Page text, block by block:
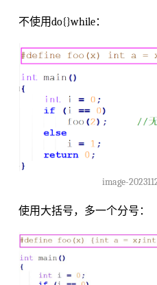
不使用do{}while：
image-
使用大括号，多一个分号：